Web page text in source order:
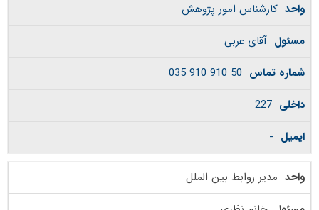
کارشناس امور پژوهش
آقای عربی
50 910 910 035
227
-
مدیر روابط بین الملل